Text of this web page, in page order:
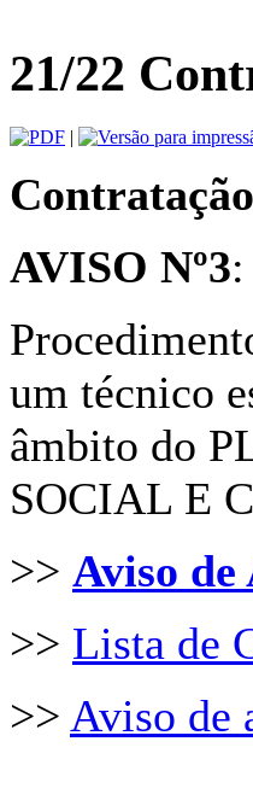
21/22
|
AVISO Nº3:
um técnico
âmbito do
SOCIAL E
>> Aviso
>> Lista de
>> Aviso de